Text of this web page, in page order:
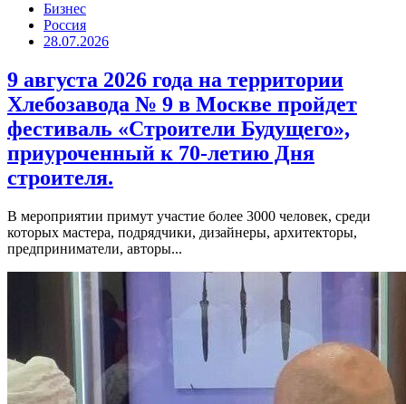
Бизнес
Россия
28.07.2026
9 августа 2026 года на территории
Хлебозавода № 9 в Москве пройдет
фестиваль «Строители Будущего»,
приуроченный к 70-летию Дня
строителя.
В мероприятии примут участие более 3000 человек, среди
которых мастера, подрядчики, дизайнеры, архитекторы,
предприниматели, авторы...